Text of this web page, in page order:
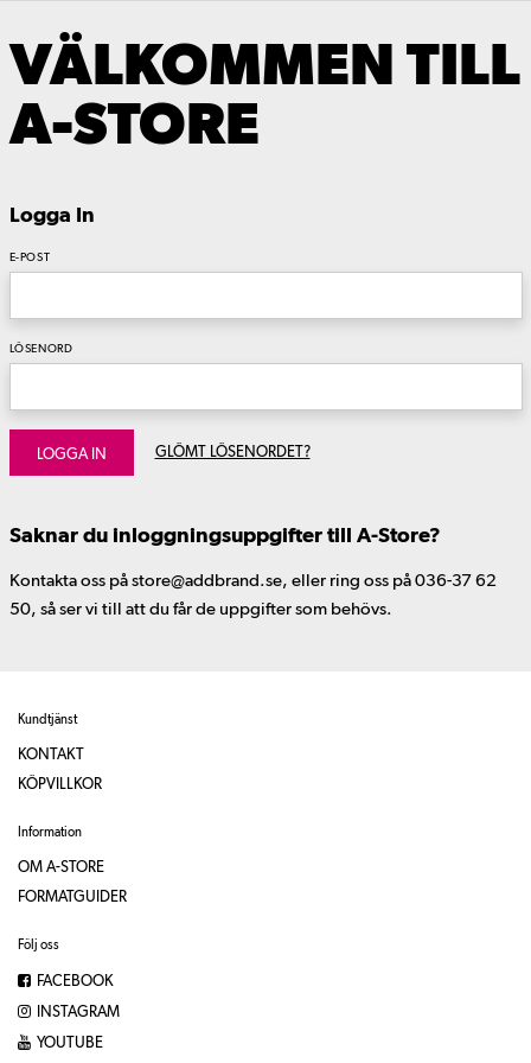
VÄLKOMMEN TILL
A-STORE
Logga In
E-POST
LÖSENORD
LOGGA IN GLÖMT LÖSENORDET?
Saknar du inloggningsuppgifter till A-Store?
Kontakta oss på store@addbrand.se, eller ring oss på 036-37 62
50, så ser vi till att du får de uppgifter som behövs.
Kundtjänst
KONTAKT
KÖPVILLKOR
Information
OM A-STORE
FORMATGUIDER
Följ oss
FACEBOOK
INSTAGRAM
YOUTUBE